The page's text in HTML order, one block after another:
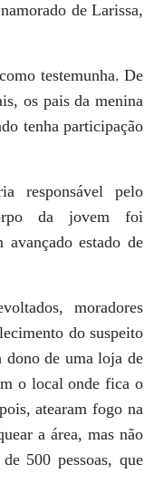
de Larissa,
testemunha. De
os pais da menina
tenha participação
responsável pelo
da jovem foi
estado de
moradores
do suspeito
de uma loja de
o local onde fica o
atearam fogo na
a área, mas não
500 pessoas, que